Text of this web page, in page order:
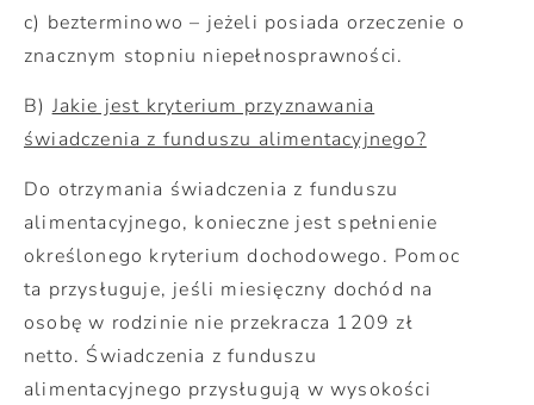
c) bezterminowo – jeżeli posiada orzeczenie o
znacznym stopniu niepełnosprawności.
B) Jakie jest kryterium przyznawania
świadczenia z funduszu alimentacyjnego?
Do otrzymania świadczenia z funduszu
alimentacyjnego, konieczne jest spełnienie
określonego kryterium dochodowego. Pomoc
ta przysługuje, jeśli miesięczny dochód na
osobę w rodzinie nie przekracza 1209 zł
netto. Świadczenia z funduszu
alimentacyjnego przysługują w wysokości